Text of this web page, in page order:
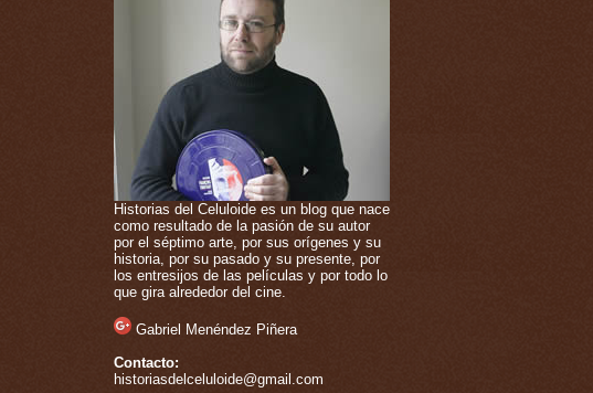
Historias del Celuloide es un blog que nace
como resultado de la pasión de su autor
por el séptimo arte, por sus orígenes y su
historia, por su pasado y su presente, por
los entresijos de las películas y por todo lo
que gira alrededor del cine.
Gabriel Menéndez Piñera
Contacto:
historiasdelceluloide@gmail.com